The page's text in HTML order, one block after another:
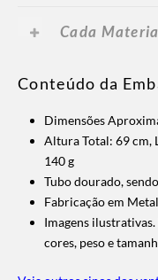
Cada
Conteúdo da
Dimensões
Altura Total: 69 cm,
140 g
Tubo dourado,
Fabricação em
Imagens
cores, peso e